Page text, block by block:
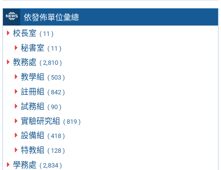
依發佈單位彙總
校長室 ( 11 )
秘書室 ( 11 )
教務處 ( 2,810 )
教學組 ( 503 )
註冊組 ( 842 )
試務組 ( 90 )
實驗研究組 ( 819 )
設備組 ( 418 )
特教組 ( 128 )
學務處 ( 2,834 )